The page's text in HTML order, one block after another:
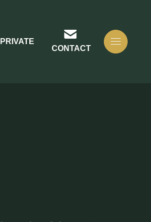
PRIVATE
CONTACT